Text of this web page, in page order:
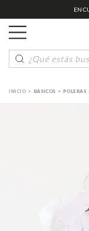
¿Qué estás
BASICOS POLERAS